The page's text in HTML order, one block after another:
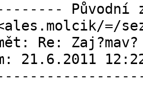
Původní
=/
Re:
21.6.2011